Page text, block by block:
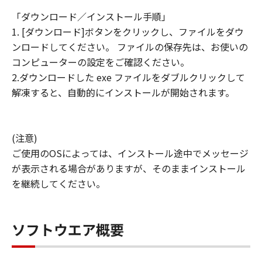
「ダウンロード／インストール手順」
1. [ダウンロード]ボタンをクリックし、ファイルをダウ
ンロードしてください。 ファイルの保存先は、お使いの
コンピューターの設定をご確認ください。
2.ダウンロードした exe ファイルをダブルクリックして
解凍すると、自動的にインストールが開始されます。
(注意)
ご使用のOSによっては、インストール途中でメッセージ
が表示される場合がありますが、そのままインストール
を継続してください。
ソフトウエア概要